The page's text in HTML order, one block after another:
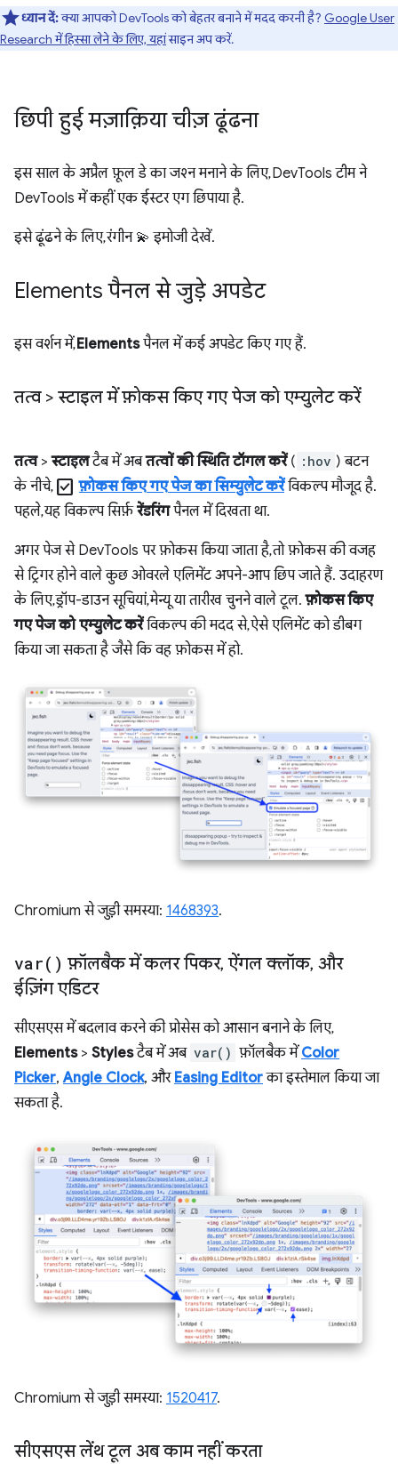
ध्यान दें:क्या आपको DevTools को बेहतर बनाने में मदद करनी है? Google User
Research में हिस्सा लेने के लिए, यहांसाइन अप करें.
छिपी हुई मज़ाक़िया चीज़ ढूंढना
इस साल के अप्रैल फ़ूल डे का जश्न मनाने के लिए, DevTools टीम ने
DevTools में कहीं एक ईस्टर एग छिपाया है.
इसे ढूंढने के लिए, रंगीन 💫 इमोजी देखें.
Elements पैनल से जुड़े अपडेट
इस वर्शन में,Elementsपैनल में कई अपडेट किए गए हैं.
तत्व > स्टाइल में फ़ोकस किए गए पेज को एम्युलेट करें
तत्व>स्टाइलटैब में अबतत्वों की स्थिति टॉगल करें( :hov ) बटन
के नीचे, check_box फ़ोकस किए गए पेज का सिम्युलेट करेंविकल्प मौजूद है.
पहले, यह विकल्प सिर्फ़रेंडरिंगपैनल में दिखता था.
अगर पेज से DevTools पर फ़ोकस किया जाता है, तो फ़ोकस की वजह
से ट्रिगर होने वाले कुछ ओवरले एलिमेंट अपने-आप छिप जाते हैं. उदाहरण
के लिए, ड्रॉप-डाउन सूचियां, मेन्यू या तारीख चुनने वाले टूल.फ़ोकस किए
गए पेज को एम्युलेट करेंविकल्प की मदद से, ऐसे एलिमेंट को डीबग
किया जा सकता है जैसे कि वह फ़ोकस में हो.
Chromium से जुड़ी समस्या: 1468393.
var( ) फ़ॉलबैक में कलर पिकर, ऐंगल क्लॉक, और
ईज़िंग एडिटर
सीएसएस में बदलाव करने की प्रोसेस को आसान बनाने के लिए,
Elements> Stylesटैब में अब var() फ़ॉलबैक में Color
Picker,Angle Clock, और Easing Editorका इस्तेमाल किया जा
सकता है.
Chromium से जुड़ी समस्या: 1520417.
सीएसएस लेंथ टूल अब काम नहीं करता